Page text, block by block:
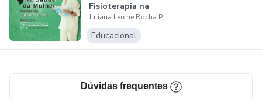
Fisioterapia na
Saúde da Mulher
Juliana Lerche Rocha Pires
Educacional
Dúvidas frequentes